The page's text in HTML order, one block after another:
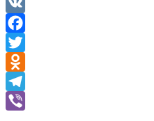
VK
Facebook
Twitter
Odnoklassniki
Telegram